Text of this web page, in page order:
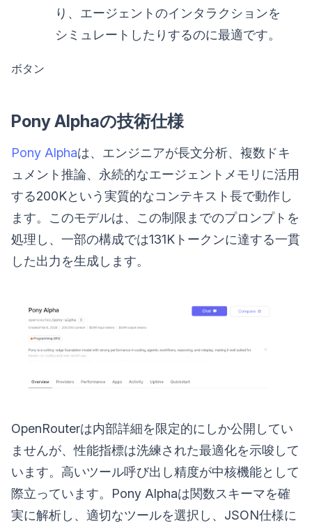
り、エージェントのインタラクションを
シミュレートしたりするのに最適です。
ボタン
Pony Alphaの技術仕様
Pony Alphaは、エンジニアが長文分析、複数ドキ
ュメント推論、永続的なエージェントメモリに活用
する200Kという実質的なコンテキスト長で動作し
ます。このモデルは、この制限までのプロンプトを
処理し、一部の構成では131Kトークンに達する一貫
した出力を生成します。
OpenRouterは内部詳細を限定的にしか公開してい
ませんが、性能指標は洗練された最適化を示唆して
います。高いツール呼び出し精度が中核機能として
際立っています。Pony Alphaは関数スキーマを確
実に解析し、適切なツールを選択し、JSON仕様に